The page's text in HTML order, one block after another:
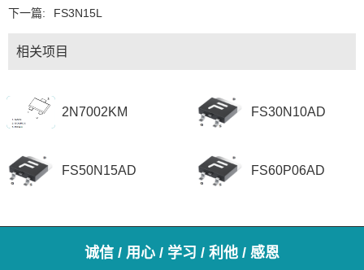
下一篇:
FS3N15L
相关项目
2N7002KM FS30N10AD
FS50N15AD FS60P06AD
诚信 / 用心 / 学习 / 利他 / 感恩